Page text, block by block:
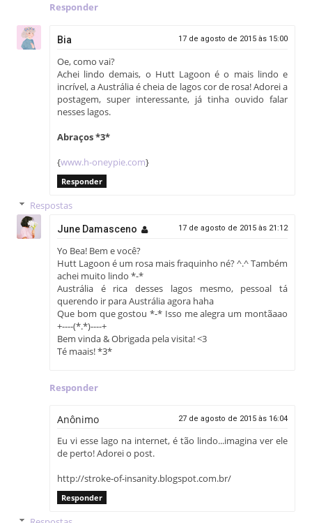
Responder
Bia 17 de agosto de 2015 às 15:00
Oe, como vai?
Achei lindo demais, o Hutt Lagoon é o mais lindo e
incrível, a Austrália é cheia de lagos cor de rosa! Adorei a
postagem, super interessante, já tinha ouvido falar
nesses lagos.
Abraços *3*
{www.h-oneypie.com}
Responder
Respostas
June Damasceno 17 de agosto de 2015 às 21:12
Yo Bea! Bem e você?
Hutt Lagoon é um rosa mais fraquinho né? ^.^ Também
achei muito lindo *-*
Austrália é rica desses lagos mesmo, pessoal tá
querendo ir para Austrália agora haha
Que bom que gostou *-* Isso me alegra um montãaao
+----(*.*)----+
Bem vinda & Obrigada pela visita! <3
Té maais! *3*
Responder
Anônimo 27 de agosto de 2015 às 16:04
Eu vi esse lago na internet, é tão lindo...imagina ver ele
de perto! Adorei o post.
http://stroke-of-insanity.blogspot.com.br/
Responder